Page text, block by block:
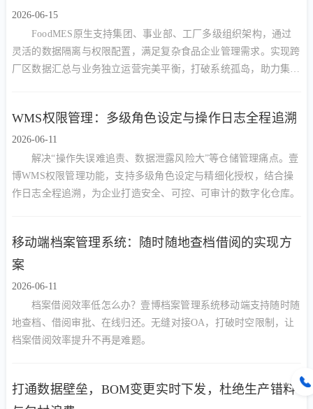
2026-06-15
FoodMES原生支持集团、事业部、工厂多级组织架构，通过
灵活的数据隔离与权限配置，满足复杂食品企业管理需求。实现跨
厂区数据汇总与业务独立运营完美平衡，打破系统孤岛，助力集团
WMS权限管理：多级角色设定与操作日志全程追溯
2026-06-11
解决“操作失误难追责、数据泄露风险大”等仓储管理痛点。壹
博WMS权限管理功能，支持多级角色设定与精细化授权，结合操
作日志全程追溯，为企业打造安全、可控、可审计的数字化仓库。
移动端档案管理系统：随时随地查档借阅的实现方
案
2026-06-11
档案借阅效率低怎么办？壹博档案管理系统移动端支持随时随
地查档、借阅审批、在线归还。无缝对接OA，打破时空限制，让
档案借阅效率提升不再是难题。
打通数据壁垒，BOM变更实时下发，杜绝生产错料